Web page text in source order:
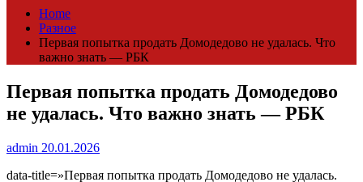
Home
Разное
Первая попытка продать Домодедово не удалась. Что
важно знать — РБК
Первая попытка продать Домодедово
не удалась. Что важно знать — РБК
admin 20.01.2026
data-title=»Первая попытка продать Домодедово не удалась.